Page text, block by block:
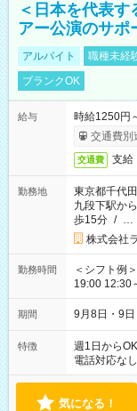
＜日本を代表
アー公演のサポ
アルバイト 職種未経
ブランクOK
給与
時給1250円
交通費別
交通費 支給
勤務地
東京都千代
九段下駅か
歩15分 / …
株式会社
勤務時間
＜シフト例
19:00 12:30～22:00 上記の時間から好
時間は変更
期間 9月8日・9日
特徴 週1日からOK
電話対応なし
気になる！